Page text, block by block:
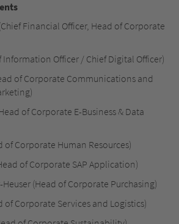
Financial Officer, Head of Corporate
Information Officer / Chief Digital Officer)
of Corporate Communications and
of Corporate E-Business & Data
of Corporate Human Resources)
of Corporate SAP Application)
(Head of Corporate Purchasing)
of Corporate Services and Logistics)